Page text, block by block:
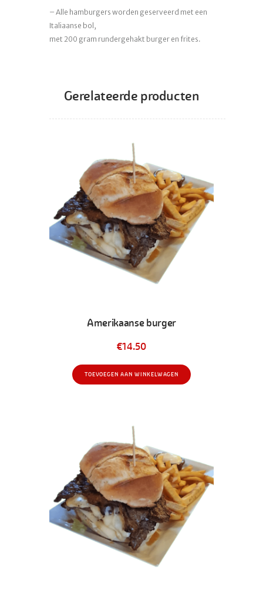
– Alle hamburgers worden geserveerd met een
Italiaanse bol,
met 200 gram rundergehakt burger en frites.
Gerelateerde producten
Amerikaanse burger
€14.50
TOEVOEGEN AAN WINKELWAGEN